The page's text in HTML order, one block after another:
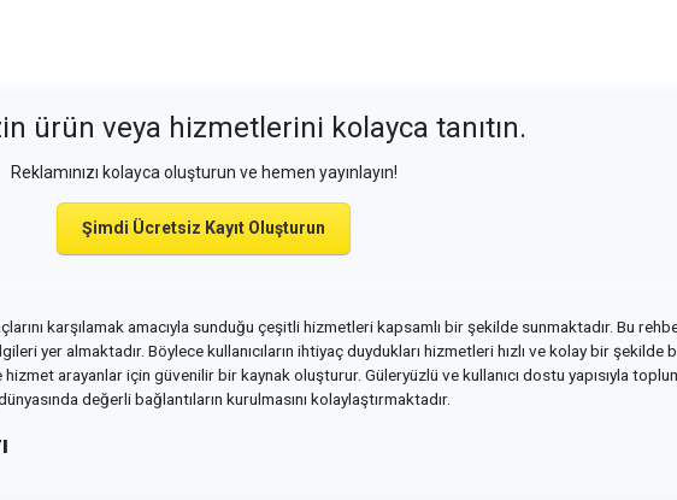
ürün veya hizmetlerini kolayca tanıtın.
Reklamınızı kolayca oluşturun ve hemen yayınlayın!
Şimdi Ücretsiz Kayıt Oluşturun
karşılamak amacıyla sunduğu çeşitli hizmetleri kapsamlı bir şekilde sunmaktadır. Bu
yer almaktadır. Böylece kullanıcıların ihtiyaç duydukları hizmetleri hızlı ve kolay bir şekilde
arayanlar için güvenilir bir kaynak oluşturur. Güleryüzlü ve kullanıcı dostu yapısıyla
değerli bağlantıların kurulmasını kolaylaştırmaktadır.